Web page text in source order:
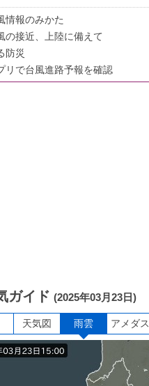
情報のみかた
の接近、上陸に備えて
防災
リで台風進路予報を確認
ガイド (2025年03月23日)
天気図 雨雲 アメダス